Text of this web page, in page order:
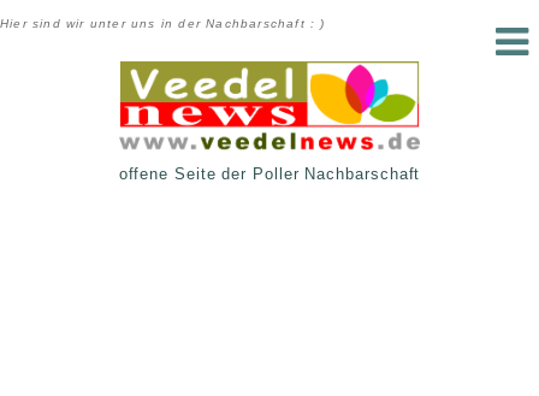
Hier sind wir unter uns in der Nachbarschaft : )
offene Seite der Poller Nachbarschaft